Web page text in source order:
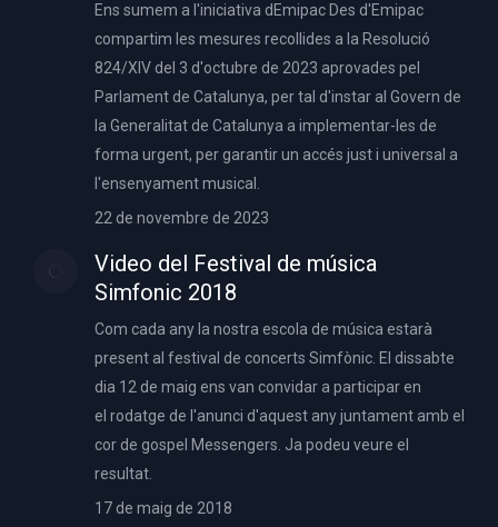
Ens sumem a l'iniciativa dEmipac Des d'Emipac
compartim les mesures recollides a la Resolució
824/XIV del 3 d'octubre de 2023 aprovades pel
Parlament de Catalunya, per tal d'instar al Govern de
la Generalitat de Catalunya a implementar-les de
forma urgent, per garantir un accés just i universal a
l'ensenyament musical.
22 de novembre de 2023
Video del Festival de música
Simfonic 2018
Com cada any la nostra escola de música estarà
present al festival de concerts Simfònic. El dissabte
dia 12 de maig ens van convidar a participar en
el rodatge de l'anunci d'aquest any juntament amb el
cor de gospel Messengers. Ja podeu veure el
resultat.
17 de maig de 2018